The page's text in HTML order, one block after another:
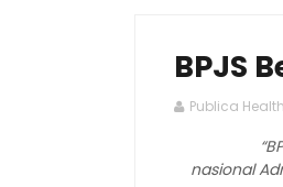
BPJS
Publica Health
nasional